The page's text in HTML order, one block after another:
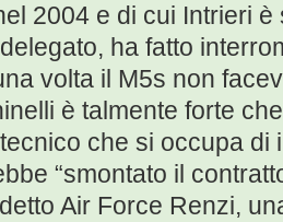
2004 e di cui Intrieri
ha fatto
volta il M5s non
è talmente forte
che si occupa di
“smontato il
Air Force Renzi,